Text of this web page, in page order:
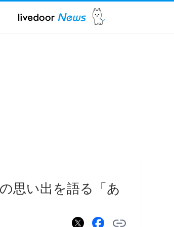
思い出を語る「あ